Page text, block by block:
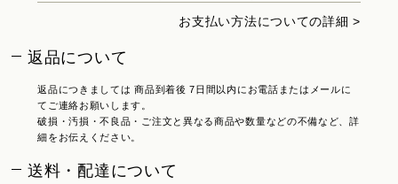
お支払い方法についての詳細 >
返品について
返品につきましては 商品到着後 7日間以内にお電話またはメールに
てご連絡お願いします。
破損・汚損・不良品・ご注文と異なる商品や数量などの不備など、詳
細をお伝えください。
送料・配達について